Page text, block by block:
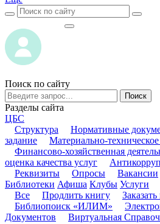
Поиск по сайту
Поиск
Разделы сайта
ЦБС
Структура
Нормативные
задание
Материально-
Финансово-хозяйственная
оценка качества услуг
Реквизиты
Опросы
Вакансии
Библиотеки Афиша Клубы Услуги
Все
Продлить книгу
Библиопоиск «ИЛИМ»
Документов
Виртуальная